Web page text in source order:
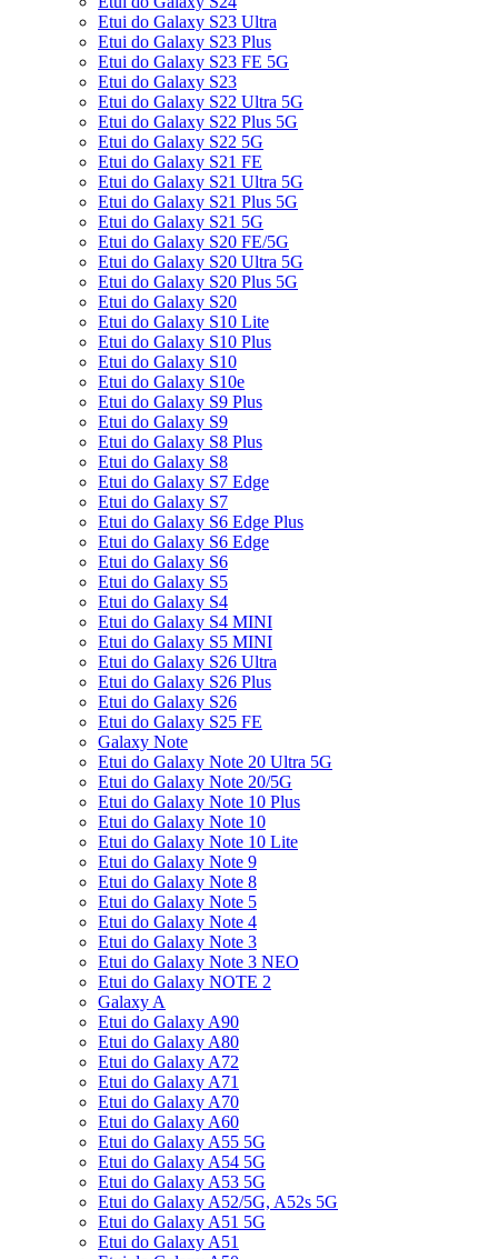
Etui do Galaxy S23 Ultra
Etui do Galaxy S23 Plus
Etui do Galaxy S23 FE 5G
Etui do Galaxy S23
Etui do Galaxy S22 Ultra 5G
Etui do Galaxy S22 Plus 5G
Etui do Galaxy S22 5G
Etui do Galaxy S21 FE
Etui do Galaxy S21 Ultra 5G
Etui do Galaxy S21 Plus 5G
Etui do Galaxy S21 5G
Etui do Galaxy S20 FE/5G
Etui do Galaxy S20 Ultra 5G
Etui do Galaxy S20 Plus 5G
Etui do Galaxy S20
Etui do Galaxy S10 Lite
Etui do Galaxy S10 Plus
Etui do Galaxy S10
Etui do Galaxy S10e
Etui do Galaxy S9 Plus
Etui do Galaxy S9
Etui do Galaxy S8 Plus
Etui do Galaxy S8
Etui do Galaxy S7 Edge
Etui do Galaxy S7
Etui do Galaxy S6 Edge Plus
Etui do Galaxy S6 Edge
Etui do Galaxy S6
Etui do Galaxy S5
Etui do Galaxy S4
Etui do Galaxy S4 MINI
Etui do Galaxy S5 MINI
Etui do Galaxy S26 Ultra
Etui do Galaxy S26 Plus
Etui do Galaxy S26
Etui do Galaxy S25 FE
Galaxy Note
Etui do Galaxy Note 20 Ultra 5G
Etui do Galaxy Note 20/5G
Etui do Galaxy Note 10 Plus
Etui do Galaxy Note 10
Etui do Galaxy Note 10 Lite
Etui do Galaxy Note 9
Etui do Galaxy Note 8
Etui do Galaxy Note 5
Etui do Galaxy Note 4
Etui do Galaxy Note 3
Etui do Galaxy Note 3 NEO
Etui do Galaxy NOTE 2
Galaxy A
Etui do Galaxy A90
Etui do Galaxy A80
Etui do Galaxy A72
Etui do Galaxy A71
Etui do Galaxy A70
Etui do Galaxy A60
Etui do Galaxy A55 5G
Etui do Galaxy A54 5G
Etui do Galaxy A53 5G
Etui do Galaxy A52/5G, A52s 5G
Etui do Galaxy A51 5G
Etui do Galaxy A51